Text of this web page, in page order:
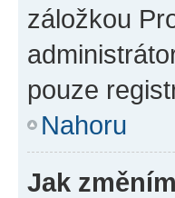
záložkou
pouze
Nahoru
Jak